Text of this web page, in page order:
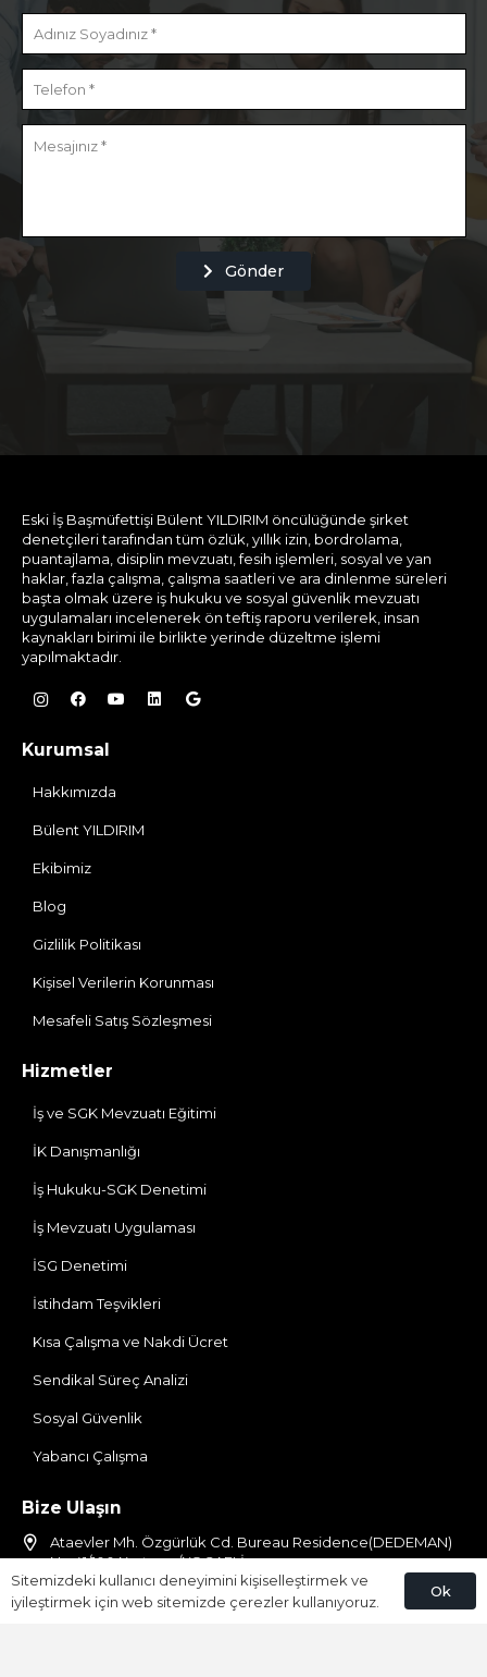
Gönder
Eski İş Başmüfettişi Bülent YILDIRIM öncülüğünde şirket
denetçileri tarafından tüm özlük, yıllık izin, bordrolama,
puantajlama, disiplin mevzuatı, fesih işlemleri, sosyal ve yan
haklar, fazla çalışma, çalışma saatleri ve ara dinlenme süreleri
başta olmak üzere iş hukuku ve sosyal güvenlik mevzuatı
uygulamaları incelenerek ön teftiş raporu verilerek, insan
kaynakları birimi ile birlikte yerinde düzeltme işlemi
yapılmaktadır.
Kurumsal
Hakkımızda
Bülent YILDIRIM
Ekibimiz
Blog
Gizlilik Politikası
Kişisel Verilerin Korunması
Mesafeli Satış Sözleşmesi
Hizmetler
İş ve SGK Mevzuatı Eğitimi
İK Danışmanlığı
İş Hukuku-SGK Denetimi
İş Mevzuatı Uygulaması
İSG Denetimi
İstihdam Teşvikleri
Kısa Çalışma ve Nakdi Ücret
Sendikal Süreç Analizi
Sosyal Güvenlik
Yabancı Çalışma
Bize Ulaşın
Ataevler Mh. Özgürlük Cd. Bureau Residence(DEDEMAN)
No:41/100 Kartepe/KOCAELİ
0850 309 92 01
Sitemizdeki kullanıcı deneyimini kişiselleştirmek ve
iyileştirmek için web sitemizde çerezler kullanıyoruz.
Ok